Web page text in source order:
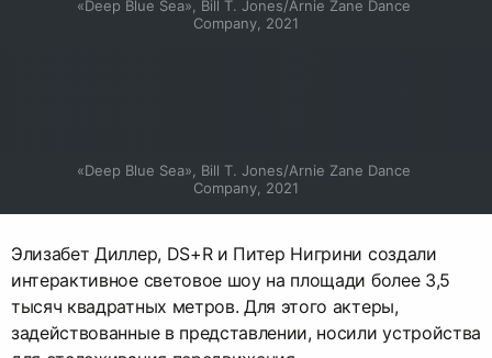
«Deep Blue Sea», Bill T. Jones/Arnie Zane Dance
Company, 2021
«Deep Blue Sea», Bill T. Jones/Arnie Zane Dance
Company, 2021
Элизабет Диллер, DS+R и Питер Нигрини создали
интерактивное световое шоу на площади более 3,5
тысяч квадратных метров. Для этого актеры,
задействованные в представлении, носили устройства